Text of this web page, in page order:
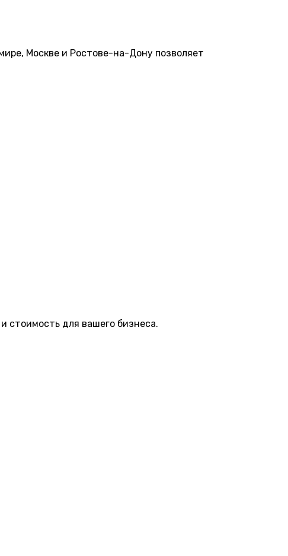
Москве и Ростове-на-Дону позволяет
стоимость для вашего бизнеса.